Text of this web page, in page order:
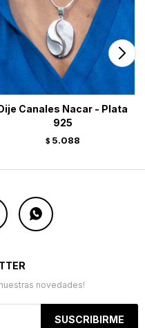
Canales Nacar - Plata
925
$ 5.088

novedades!
SUSCRIBIRME